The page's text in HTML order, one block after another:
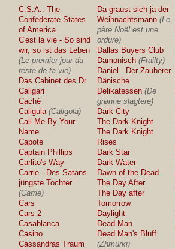
C.S.A.: The
Confederate States
of America
C'est la vie - So sind
wir, so ist das Leben
(Le premier jour du
reste de ta vie)
Das Cabinet des Dr.
Caligari
Caché
Caligula (Caligola)
Call Me By Your
Name
Capote
Captain Phillips
Carlito's Way
Carrie - Des Satans
jüngste Tochter
(Carrie)
Cars
Cars 2
Casablanca
Casino
Cassandras Traum
Da graust sich ja der
Weihnachtsmann (Le
père Noël est une
ordure)
Dallas Buyers Club
Dämonisch (Frailty)
Daniel - Der Zauberer
Dänische
Delikatessen (De
grønne slagtere)
Dark City
The Dark Knight
The Dark Knight
Rises
Dark Star
Dark Water
Dawn of the Dead
The Day After
The Day after
Tomorrow
Daylight
Dead Man
Dead Man's Bluff
(Zhmurki)